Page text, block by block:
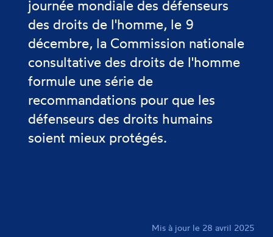
journée mondiale des défenseurs
des droits de l'homme, le 9
décembre, la Commission nationale
consultative des droits de l'homme
formule une série de
recommandations pour que les
défenseurs des droits humains
soient mieux protégés.
Mis à jour le 28 avril 2025